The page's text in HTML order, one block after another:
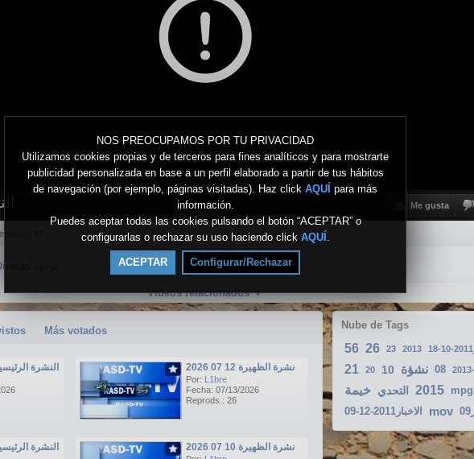
NOS PREOCUPAMOS POR TU PRIVACIDAD
Utilizamos cookies propias y de terceros para fines analíticos y para mostrarte
publicidad personalizada en base a un perfil elaborado a partir de tus hábitos
de navegación (por ejemplo, páginas visitadas). Haz click AQUÍ para más
información.
Puedes aceptar todas las cookies pulsando el botón “ACEPTAR” o
configurarlas o rechazar su uso haciendo click AQUÍ .
ACEPTAR Configurar/Rechazar
Me gusta
Vídeos relacionados▼
Nube de Tags
56 26 23 2013
21 20 10 نشؤة 08
خيمة التحدي 2015 mpg
الاخبار2011-12-09 mov
Más votados
النشرة الرئيسية 12 07 نشرة الظهيرة 12 07 2026
Por: L1bre
Fecha: 07/13/2026
Reprods.: 26
النشرة الرئيسية 10 07 نشرة الظهيرة 10 07 2026